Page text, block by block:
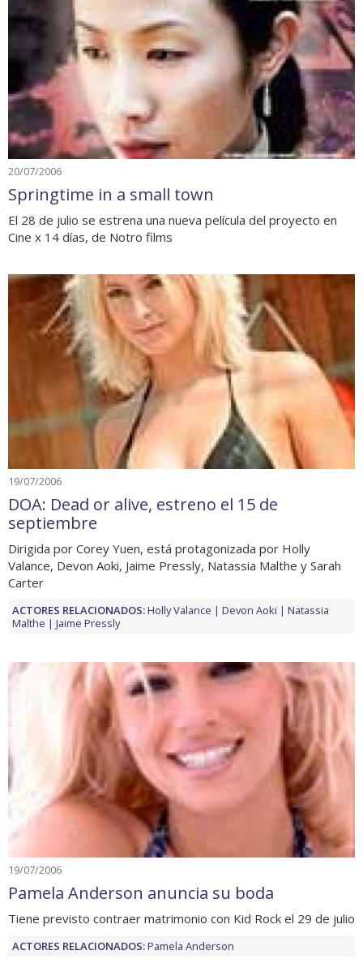
20/07/2006
Springtime in a small town
El 28 de julio se estrena una nueva película del proyecto en
Cine x 14 días, de Notro films
19/07/2006
DOA: Dead or alive, estreno el 15 de
septiembre
Dirigida por Corey Yuen, está protagonizada por Holly
Valance, Devon Aoki, Jaime Pressly, Natassia Malthe y Sarah
Carter
ACTORES RELACIONADOS:Holly Valance Devon Aoki
Natassia
Malthe
Jaime Pressly
19/07/2006
Pamela Anderson anuncia su boda
Tiene previsto contraer matrimonio con Kid Rock el 29 de julio
ACTORES RELACIONADOS:Pamela Anderson